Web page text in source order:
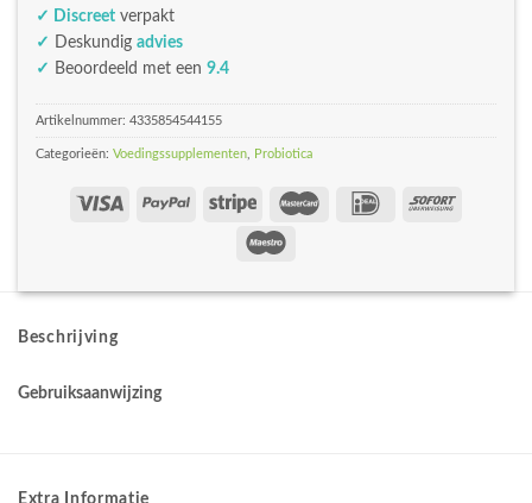
✓ Discreet verpakt
✓
Deskundig advies
✓ Beoordeeld met een 9.4
Artikelnummer: 4335854544155
Categorieën: Voedingssupplementen Probiotica
Beschrijving
Gebruiksaanwijzing
Extra Informatie